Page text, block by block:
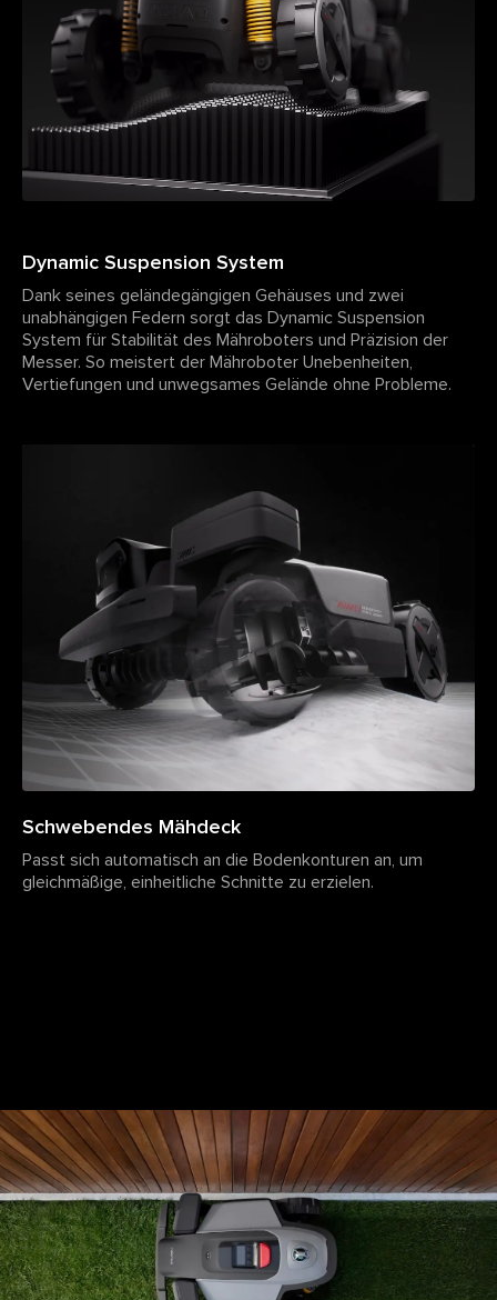
Dynamic Suspension System
Dank seines geländegängigen Gehäuses und zwei
unabhängigen Federn sorgt das Dynamic Suspension
System für Stabilität des Mähroboters und Präzision der
Messer. So meistert der Mähroboter Unebenheiten,
Vertiefungen und unwegsames Gelände ohne Probleme.
Schwebendes Mähdeck
Passt sich automatisch an die Bodenkonturen an, um
gleichmäßige, einheitliche Schnitte zu erzielen.